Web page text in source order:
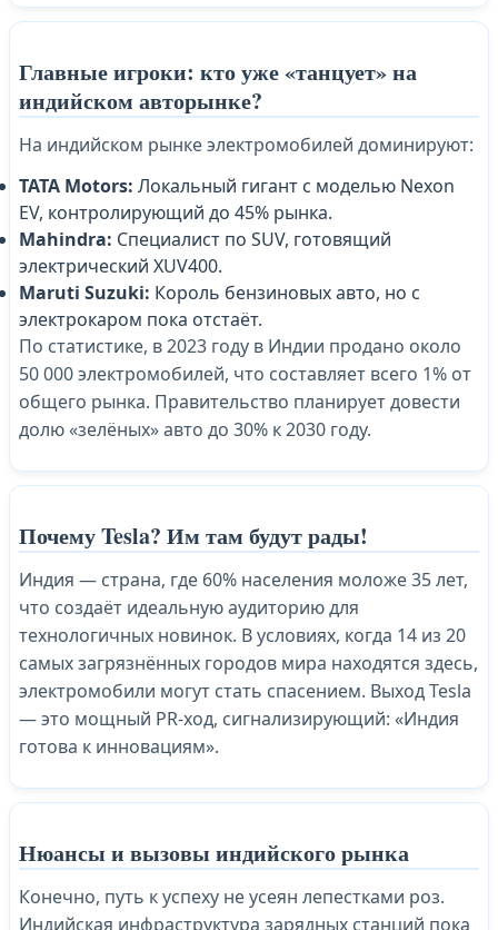
Главные игроки: кто уже «танцует» на
индийском авторынке?
На индийском рынке электромобилей доминируют:
TATA Motors: Локальный гигант с моделью Nexon
EV, контролирующий до 45% рынка.
Mahindra: Специалист по SUV, готовящий
электрический XUV400.
Maruti Suzuki: Король бензиновых авто, но с
электрокаром пока отстаёт.
По статистике, в 2023 году в Индии продано около
50 000 электромобилей, что составляет всего 1% от
общего рынка. Правительство планирует довести
долю «зелёных» авто до 30% к 2030 году.
Почему Tesla? Им там будут рады!
Индия — страна, где 60% населения моложе 35 лет,
что создаёт идеальную аудиторию для
технологичных новинок. В условиях, когда 14 из 20
самых загрязнённых городов мира находятся здесь,
электромобили могут стать спасением. Выход Tesla
— это мощный PR-ход, сигнализирующий: «Индия
готова к инновациям».
Нюансы и вызовы индийского рынка
Конечно, путь к успеху не усеян лепестками роз.
Индийская инфраструктура зарядных станций пока